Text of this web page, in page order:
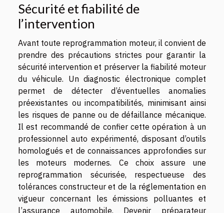
Sécurité et fiabilité de
l’intervention
Avant toute reprogrammation moteur, il convient de
prendre des précautions strictes pour garantir la
sécurité intervention et préserver la fiabilité moteur
du véhicule. Un diagnostic électronique complet
permet de détecter d’éventuelles anomalies
préexistantes ou incompatibilités, minimisant ainsi
les risques de panne ou de défaillance mécanique.
Il est recommandé de confier cette opération à un
professionnel auto expérimenté, disposant d’outils
homologués et de connaissances approfondies sur
les moteurs modernes. Ce choix assure une
reprogrammation sécurisée, respectueuse des
tolérances constructeur et de la réglementation en
vigueur concernant les émissions polluantes et
l’assurance automobile. Devenir préparateur